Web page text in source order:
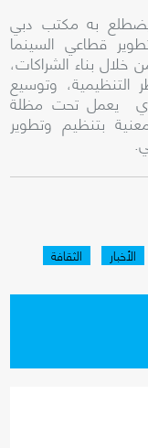
يضطلع به مكتب دبي
قطاعي السينما
خلال بناء الشراكات،
التنظيمية، وتوسيع
يعمل تحت مظلة
بتنظيم وتطوير
الأخبار الثقافة